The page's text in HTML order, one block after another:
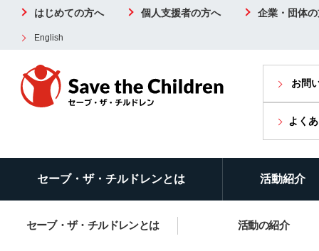
はじめての方へ 個人支援者の方へ 企業・団体
English
お問
よく
セーブ・ザ・チルドレンとは 活動紹介
セーブ・ザ・チルドレンとは 活動の紹介